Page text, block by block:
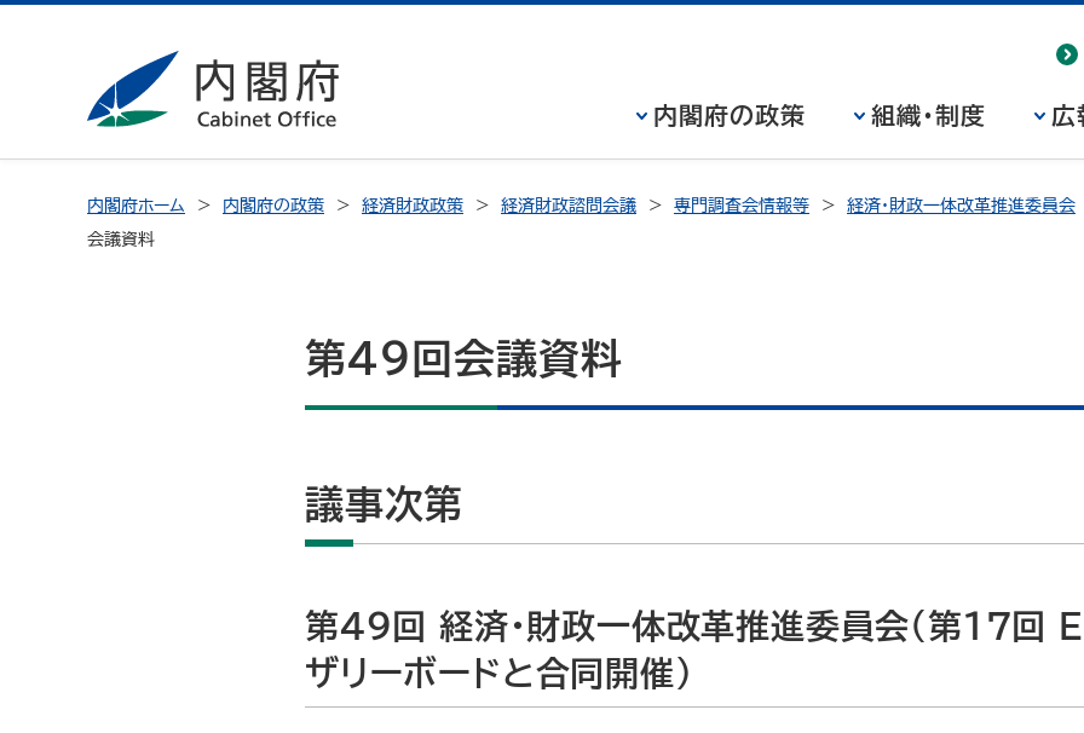
内閣府の政策 組織・制度 広
内閣府ホーム 内閣府の政策 経済財政政策 経済財政諮問会議 専門調査会情報等 経済・財政一体改革推進委員会
会議資料
第49回会議資料
議事次第
第49回 経済・財政一体改革推進委員会（第17回
ザリーボードと合同開催）